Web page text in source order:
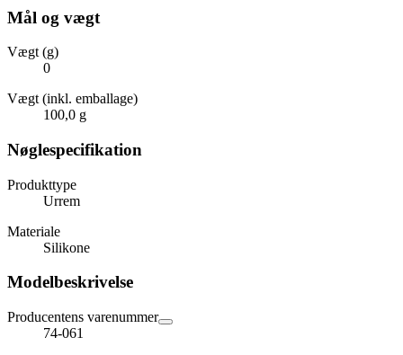
Mål og vægt
Vægt (g)
0
Vægt (inkl. emballage)
100,0 g
Nøglespecifikation
Produkttype
Urrem
Materiale
Silikone
Modelbeskrivelse
Producentens varenummer
74-061